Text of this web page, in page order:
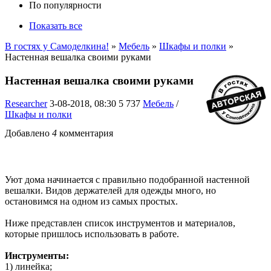
По популярности
Показать все
В гостях у Самоделкина! » Мебель » Шкафы и полки »
Настенная вешалка своими руками
Настенная вешалка своими руками
Researcher 3-08-2018, 08:30 5 737 Мебель /
Шкафы и полки
Добавлено 4 комментария
Уют дома начинается с правильно подобранной настенной
вешалки. Видов держателей для одежды много, но
остановимся на одном из самых простых.
Ниже представлен список инструментов и материалов,
которые пришлось использовать в работе.
Инструменты:
1) линейка;